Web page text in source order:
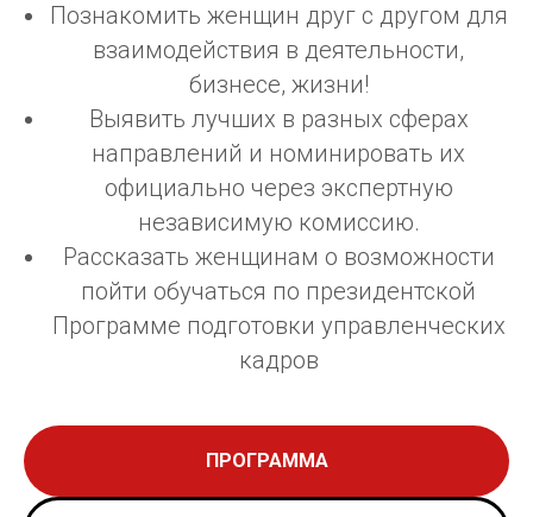
Познакомить женщин друг с другом для
взаимодействия в деятельности,
бизнесе, жизни!
Выявить лучших в разных сферах
направлений и номинировать их
официально через экспертную
независимую комиссию.
Рассказать женщинам о возможности
пойти обучаться по президентской
Программе подготовки управленческих
кадров
ПРОГРАММА